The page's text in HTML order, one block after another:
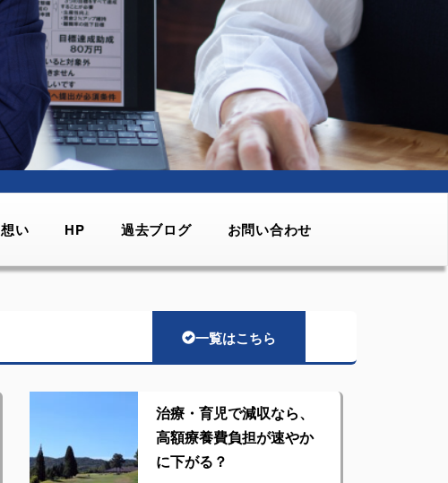
想い HP 過去ブログ お問い合わせ
一覧はこちら
治療・育児で減収なら、
高額療養費負担が速やか
に下がる？